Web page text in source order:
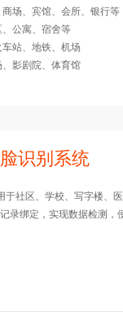
场、宾馆、会所、银行等
公寓、宿舍等
站、地铁、机场
影剧院、体育馆
识别系统
于社区、学校、写字楼、
录绑定，实现数据检测，